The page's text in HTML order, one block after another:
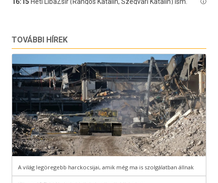
TOVÁBBI HÍREK